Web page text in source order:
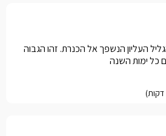
העליון הנשפך אל הכנרת. זהו הגבוה
כל ימות השנה